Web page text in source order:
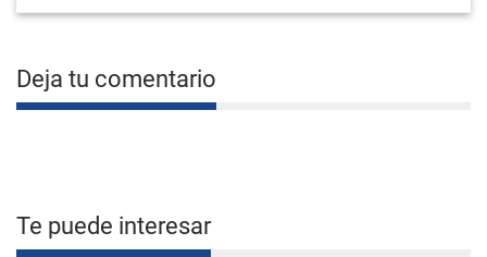
Deja tu comentario
Te puede interesar